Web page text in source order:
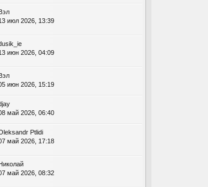
июл 2026, 13:39
июн 2026, 04:09
Вэл
июн 2026, 15:19
май 2026, 06:40
Ptlidi
май 2026, 17:18
Николай
май 2026, 08:32